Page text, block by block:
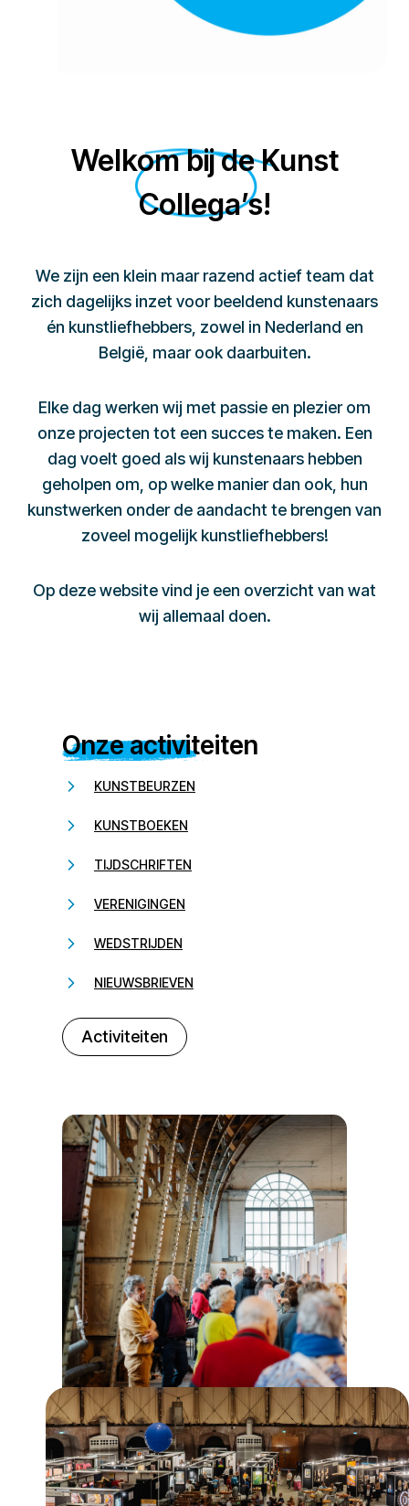
Welkom bij de Kunst
Collega’s!
We zijn een klein maar razend actief team dat
zich dagelijks inzet voor beeldend kunstenaars
én kunstliefhebbers, zowel in Nederland en
België, maar ook daarbuiten.
Elke dag werken wij met passie en plezier om
onze projecten tot een succes te maken. Een
dag voelt goed als wij kunstenaars hebben
geholpen om, op welke manier dan ook, hun
kunstwerken onder de aandacht te brengen van
zoveel mogelijk kunstliefhebbers!
Op deze website vind je een overzicht van wat
wij allemaal doen.
Onze activiteiten
KUNSTBEURZEN
KUNSTBOEKEN
TIJDSCHRIFTEN
VERENIGINGEN
WEDSTRIJDEN
NIEUWSBRIEVEN
Activiteiten
232323